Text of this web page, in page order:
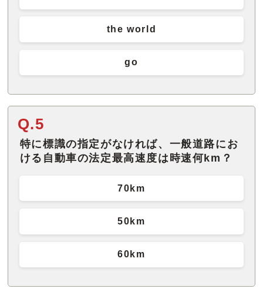
the world
go
Q.5
特に標識の指定がなければ、一般道路にお
ける自動車の法定最高速度は時速何km？
70km
50km
60km